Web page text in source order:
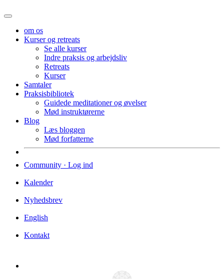
om os
Kurser og retreats
Se alle kurser
Indre praksis og arbejdsliv
Retreats
Kurser
Samtaler
Praksisbibliotek
Guidede meditationer og øvelser
Mød instruktørerne
Blog
Læs bloggen
Mød forfatterne
Community · Log ind
Kalender
Nyhedsbrev
English
Kontakt